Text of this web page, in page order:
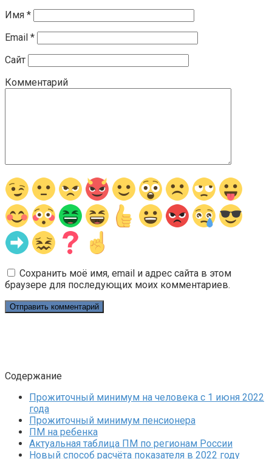
Имя *
Email *
Сайт
Комментарий
Сохранить моё имя, email и адрес сайта в этом
браузере для последующих моих комментариев.
Содержание
Прожиточный минимум на человека с 1 июня 2022
года
Прожиточный минимум пенсионера
ПМ на ребенка
Актуальная таблица ПМ по регионам России
Новый способ расчёта показателя в 2022 году